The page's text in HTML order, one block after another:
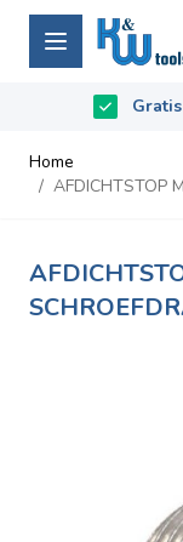
Ga naar de inhoud
Beoordeeld met
Home
/ AFDICHTSTOP